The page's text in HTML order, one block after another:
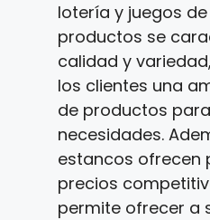
lotería y juegos de
productos se
calidad y
los clientes una
de productos
necesidades.
estancos ofrecen
precios
permite ofrecer a